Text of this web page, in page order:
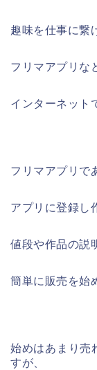
趣味を仕事に繋
フリマアプリな
インターネット
フリマアプリで
アプリに登録し
値段や作品の説
簡単に販売を始
始めはあまり売
すが、